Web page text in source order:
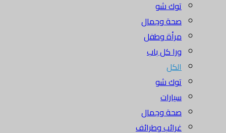
توك شو
صحة وجمال
مرأة وطفل
ورا كل باب
الكل
توك شو
سيارات
صحة وجمال
غرائب وطرائف